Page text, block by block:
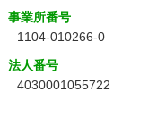
事業所番号
1104-010266-0
法人番号
4030001055722